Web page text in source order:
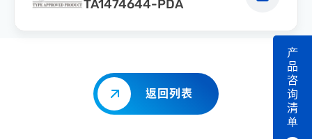
TA1474644-PDA
返回列表
产
品
咨
询
清
单